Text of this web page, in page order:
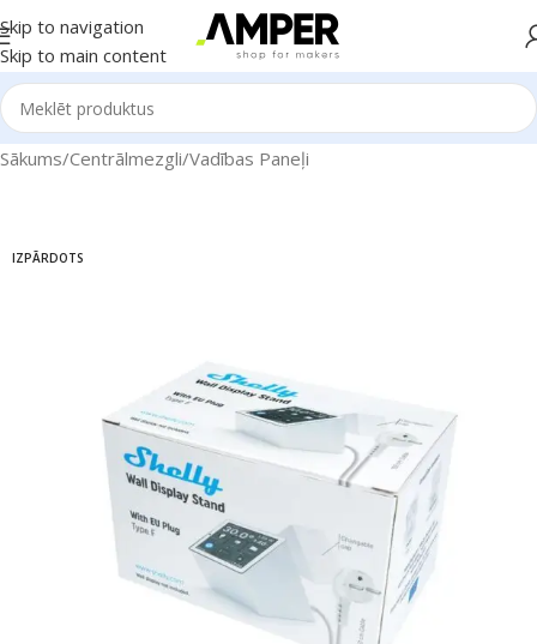
Skip to navigation
Skip to main content
Sākums/Centrālmezgli/Vadības Paneļi
IZPĀRDOTS